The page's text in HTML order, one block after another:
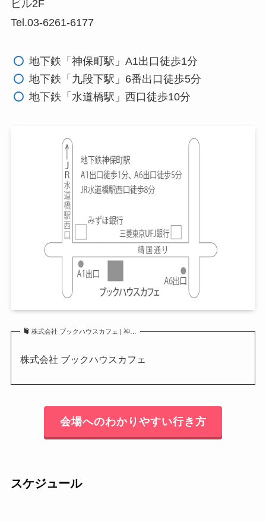
ビル2F
Tel.03-6261-6177
地下鉄「神保町駅」A1出口徒歩1分
地下鉄「九段下駅」6番出口徒歩5分
地下鉄「水道橋駅」西口徒歩10分
株式会社 ブックハウスカフェ | 神…
株式会社 ブックハウスカフェ
会場へのわかりやすい行き方
スケジュール